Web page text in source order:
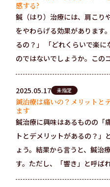
感する?
鍼（はり）治療には、肩こり
をやわらげる効果があります
るの？」 「どれくらいで楽
のではないでしょうか。この
2025.05.17 未指定
鍼治療は痛いの？メリットと
ます
鍼治療に興味はあるものの「
トとデメリットがあるの？」
ょう。結果から言うと、鍼治
す。ただし、「響き」と呼ば